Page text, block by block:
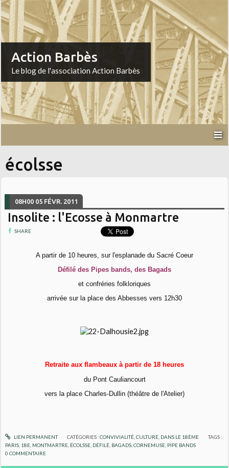
Action Barbès
Le blog de l'association Action Barbès
écolsse
08H00 05 FÉVR. 2011
Insolite : l'Ecosse à Monmartre
SHARE
A partir de 10 heures, sur l'esplanade du Sacré Coeur
Défilé des Pipes bands, des Bagads
et confréries folkloriques
arrivée sur la place des Abbesses vers 12h30
Retraite aux flambeaux à partir de 18 heures
du Pont Cauliancourt
vers la place Charles-Dullin (théâtre de l'Atelier)
LIEN PERMANENT CATÉGORIES :CONVIVIALITÉ, CULTURE, DANS LE 18ÈME
TAGS :
PARIS 18E MONTMARTRE ÉCOLSSE DÉFILÉ BAGADS ,CORNEMUSE PIPE BANDS
0 COMMENTAIRE